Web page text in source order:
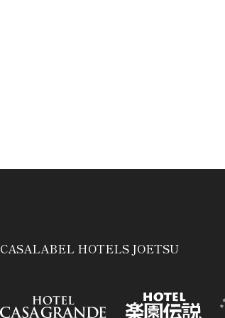
CASALABEL HOTELS JOETSU